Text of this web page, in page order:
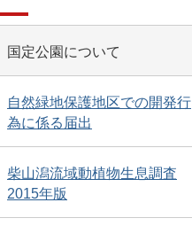
国定公園について
自然緑地保護地区での開発行
為に係る届出
柴山潟流域動植物生息調査
2015年版